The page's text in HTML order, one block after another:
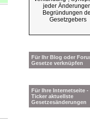
jeder
Begründungen
Gesetzgebers
Für Ihr Blog oder
Gesetze verknüpfen
Für Ihre Internetseite -
Ticker aktuellste
Gesetzesänderungen